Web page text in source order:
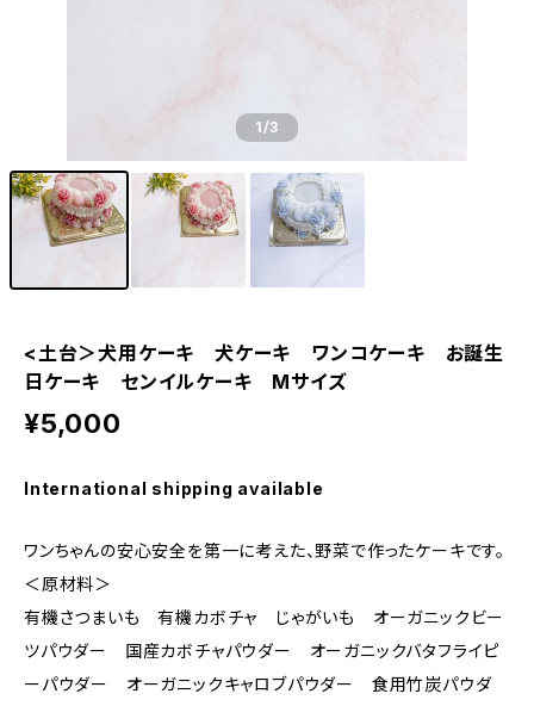
1/3
<土台＞犬用ケーキ 犬ケーキ ワンコケーキ お誕生
日ケーキ センイルケーキ Mサイズ
¥5,000
International shipping available
ワンちゃんの安心安全を第一に考えた、野菜で作ったケーキです。
＜原材料＞
有機さつまいも 有機カボチャ じゃがいも オーガニックビー
ツパウダー 国産カボチャパウダー オーガニックバタフライピ
ーパウダー オーガニックキャロブパウダー 食用竹炭パウダ